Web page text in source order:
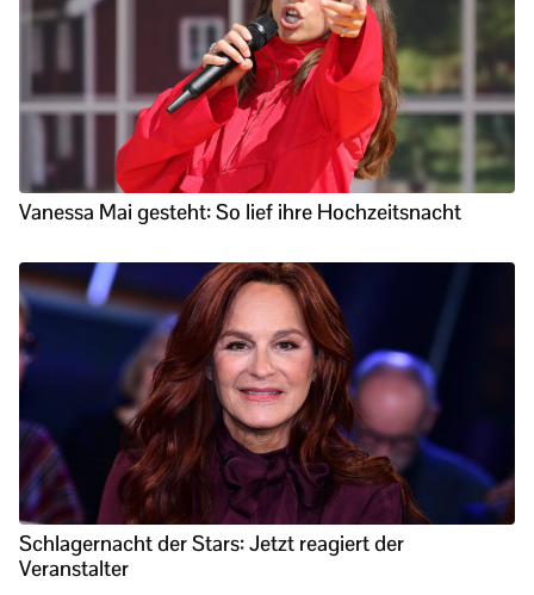
Vanessa Mai gesteht: So lief ihre Hochzeitsnacht
Schlagernacht der Stars: Jetzt reagiert der
Veranstalter